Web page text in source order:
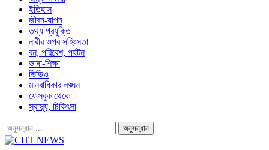
ইতিহাস
জীবন-যাপন
তথ্য প্রযুক্তি
নারীর ওপর সহিংসতা
বন, পরিবেশ, পর্যটন
ভাষা-শিক্ষা
ভিডিও
মানবাধিকার লঙ্ঘন
ফেসবুক থেকে
স্বাস্থ্য, চিকিৎসা